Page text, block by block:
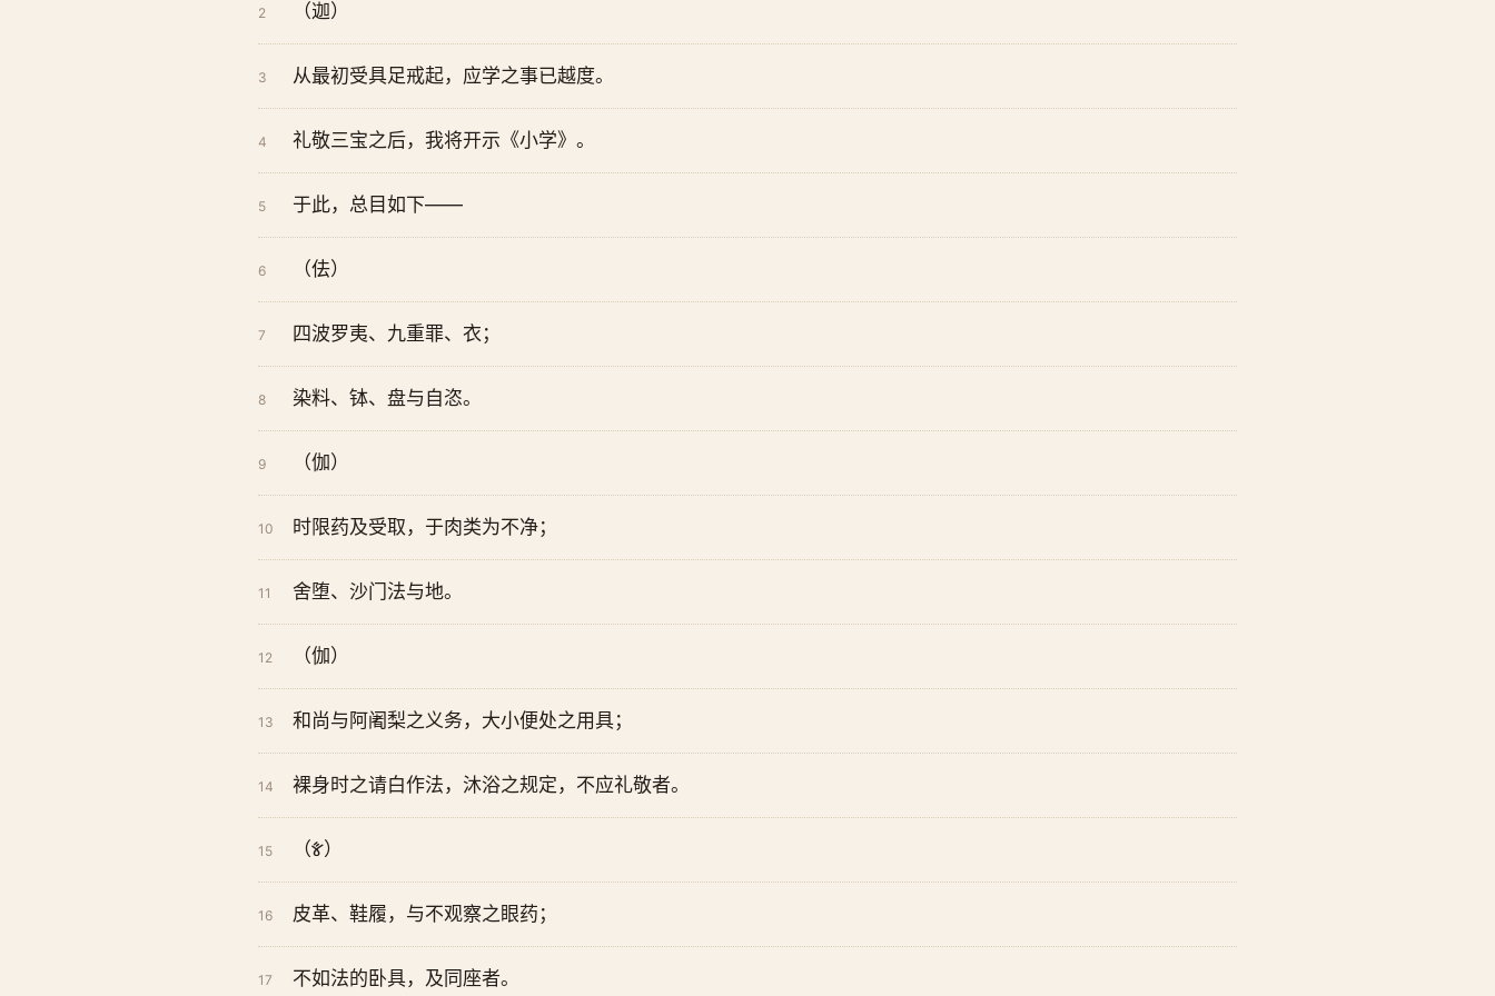
2 （迦）
3 从最初受具足戒起，应学之事已越度。
4 礼敬三宝之后，我将开示《小学》。
5 于此，总目如下——
6 （佉）
7 四波罗夷、九重罪、衣；
8 染料、钵、盘与自恣。
9 （伽）
10 时限药及受取，于肉类为不净；
11 舍堕、沙门法与地。
12 （伽）
13 和尚与阿阇梨之义务，大小便处之用具；
14 裸身时之请白作法，沐浴之规定，不应礼敬者。
15 （𑊋）
16 皮革、鞋履，与不观察之眼药；
17 不如法的卧具，及同座者。